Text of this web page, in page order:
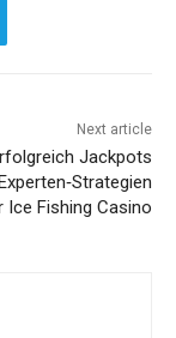
Next article
Jackpots
Ice Fishing Casino